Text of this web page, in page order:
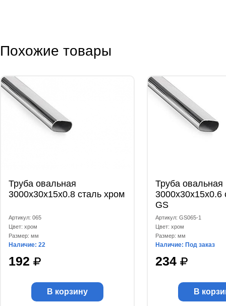
Похожие товары
Труба овальная
3000x30x15x0.8 сталь хром
Артикул: 065
Цвет: хром
Размер: мм
Наличие: 22
192
В корзину
Труба овальная
3000x30x15x0.6
GS
Артикул: GS065-1
Цвет: хром
Размер: мм
Наличие: Под заказ
234
В